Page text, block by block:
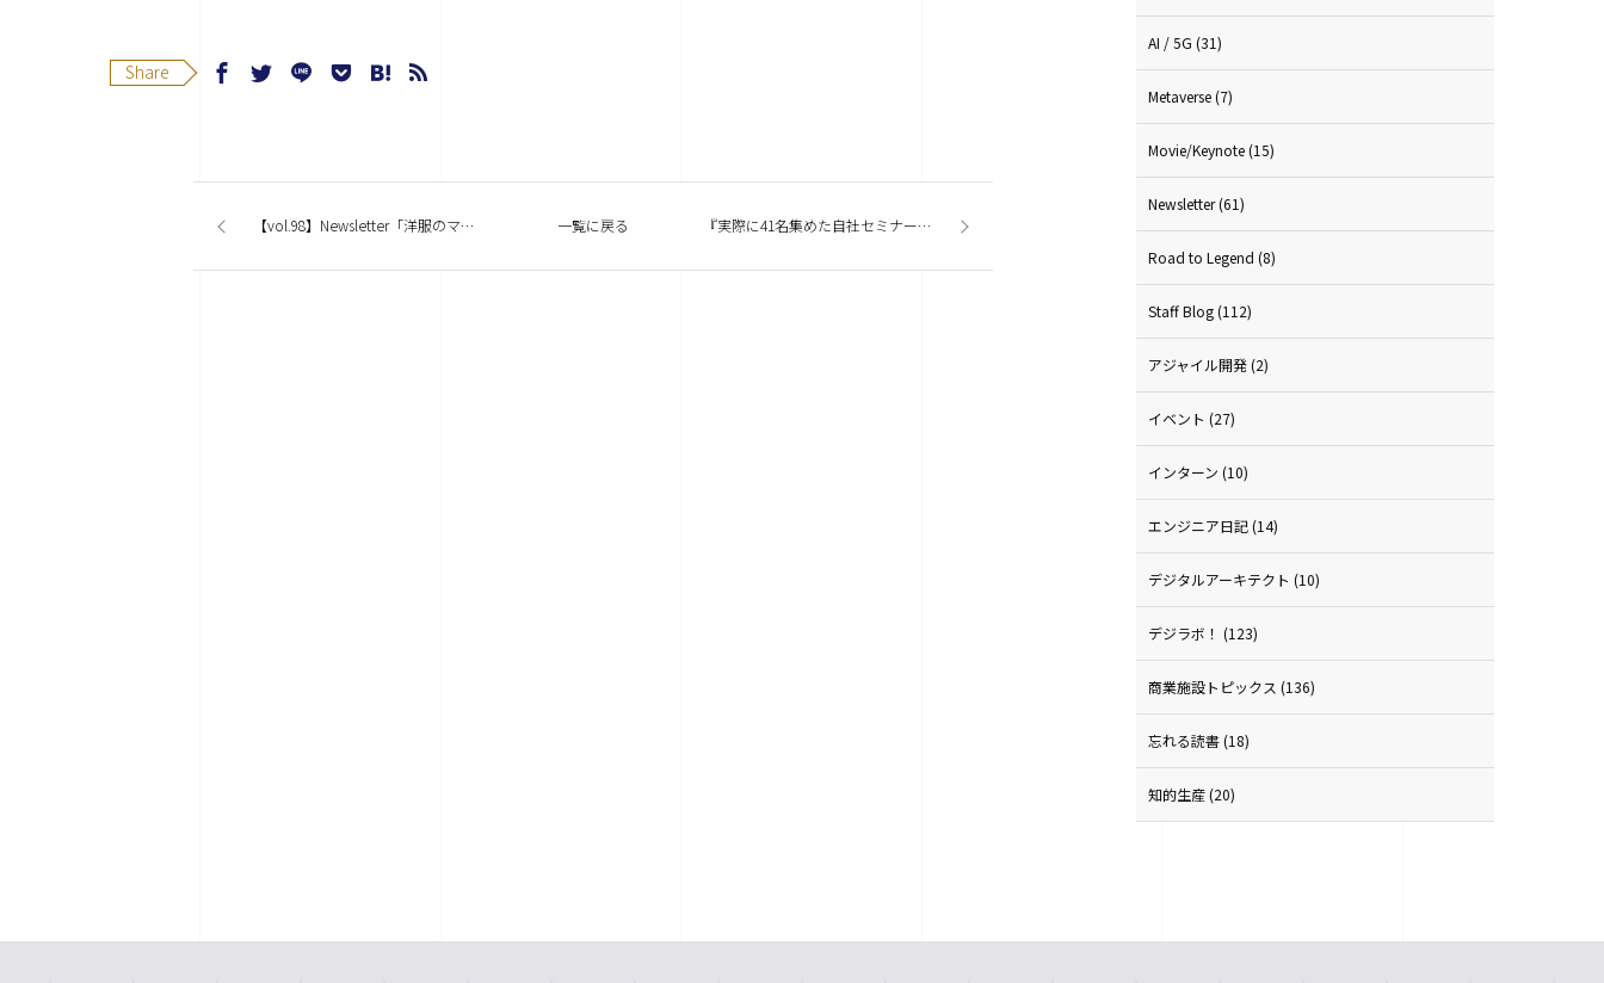
Share
【vol.98】Newsletter「洋服のマイサイズ機能っていいですね」 一覧に戻る 『実際に41名集めた自社セミナー集客方法を公開することにした！』
AI / 5G (31)
Metaverse(7)
Movie/Keynote(15)
Newsletter(61)
Road to Legend (8)
Staff Blog(112)
アジャイル開発(2)
イベント (27)
インターン (10)
エンジニア日記(14)
デジタルアーキテクト (10)
デジラボ！ (123)
商業施設トピックス (136)
忘れる読書(18)
知的生産(20)